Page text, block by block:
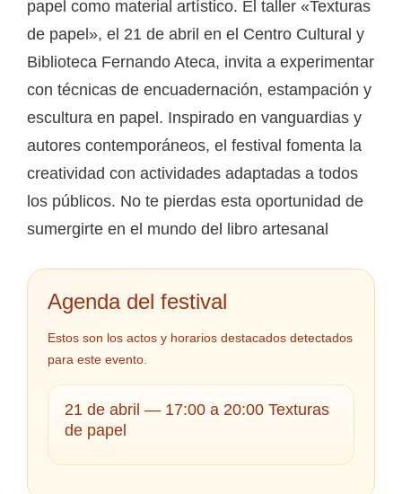
papel como material artístico. El taller «Texturas
de papel», el 21 de abril en el Centro Cultural y
Biblioteca Fernando Ateca, invita a experimentar
con técnicas de encuadernación, estampación y
escultura en papel. Inspirado en vanguardias y
autores contemporáneos, el festival fomenta la
creatividad con actividades adaptadas a todos
los públicos. No te pierdas esta oportunidad de
sumergirte en el mundo del libro artesanal
Agenda del festival
Estos son los actos y horarios destacados detectados
para este evento.
21 de abril — 17:00 a 20:00 Texturas
de papel